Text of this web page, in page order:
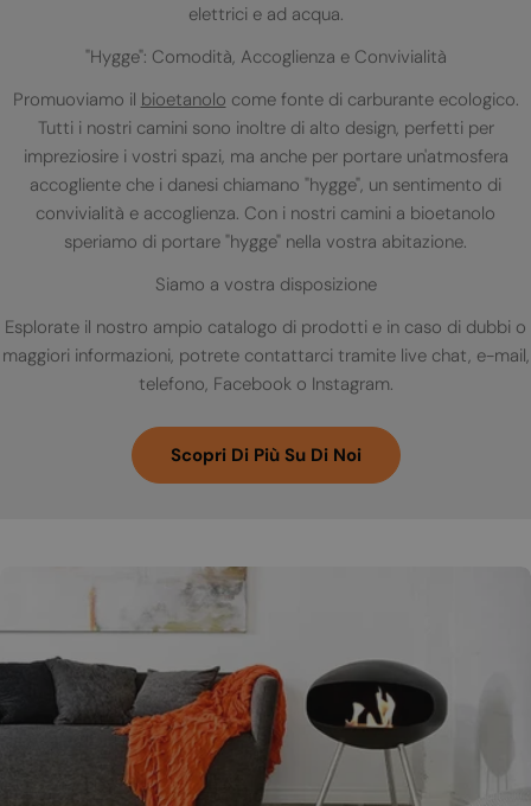
elettrici e ad acqua.
"Hygge": Comodità, Accoglienza e Convivialità
Promuoviamo il bioetanolo come fonte di carburante ecologico.
Tutti i nostri camini sono inoltre di alto design, perfetti per
impreziosire i vostri spazi, ma anche per portare un'atmosfera
accogliente che i danesi chiamano "hygge", un sentimento di
convivialità e accoglienza. Con i nostri camini a bioetanolo
speriamo di portare "hygge" nella vostra abitazione.
Siamo a vostra disposizione
Esplorate il nostro ampio catalogo di prodotti e in caso di dubbi o
maggiori informazioni, potrete contattarci tramite live chat, e-mail,
telefono, Facebook o Instagram.
Scopri Di Più Su Di Noi